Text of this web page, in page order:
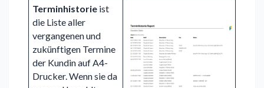
Terminhistorie ist
die Liste aller
vergangenen und
zukünftigen Termine
der Kundin auf A4-
Drucker. Wenn sie da